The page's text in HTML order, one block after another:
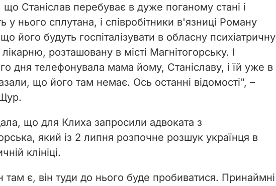
d
e
o
що Станіслав перебуває в дуже поганому стані і
у нього сплутана, і співробітники в'язниці Роману
його будуть госпіталізувати в обласну психіатричну
лікарню, розташовану в місті Магнітогорську. І
дня телефонувала мама йому, Станіславу, і їй уже в
що його там немає. Ось останні відомості", –
що для Клиха запросили адвоката з
який із 2 липня розпочне розшук українця в
клініці.
там є, він туди до нього буде пробиватися. Принаймні